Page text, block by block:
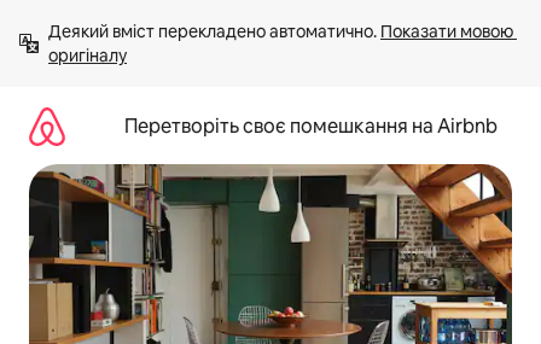
вмісту
Деякий вміст перекладено автоматично. Показати мовою
оригіналу
Перетворіть своє помешкання на Airbnb